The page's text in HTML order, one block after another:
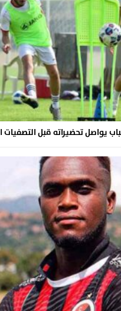
يواصل تحضيراته قبل التصفيات